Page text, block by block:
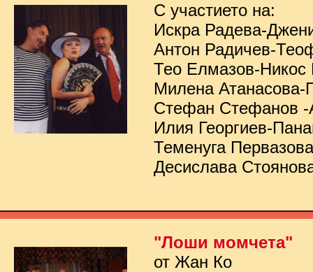
С участието на:
Искра Радева-
Антон Радичев-
Тео Елмазов-Никос
Милена Атанасова-
Стефан Стефанов -
Илия Георгиев-
Теменуга
Десислава
"Лоши момчета"
от Жан Ко